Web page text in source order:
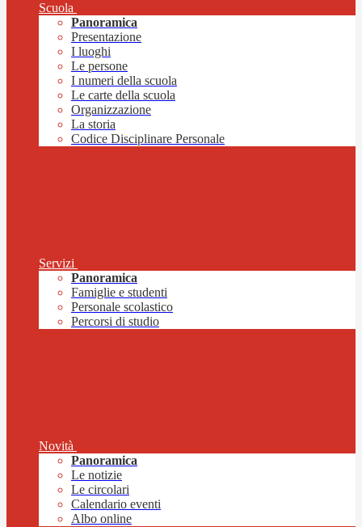
Scuola
Panoramica
Presentazione
I luoghi
Le persone
I numeri della scuola
Le carte della scuola
Organizzazione
La storia
Codice Disciplinare Personale
Servizi
Panoramica
Famiglie e studenti
Personale scolastico
Percorsi di studio
Novità
Panoramica
Le notizie
Le circolari
Calendario eventi
Albo online